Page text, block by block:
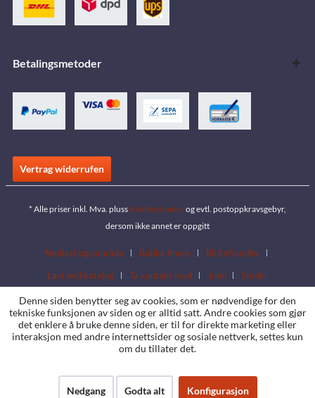
Betalingsmetoder
Vertrag widerrufen
* Alle priser inkl. Mva. plussfraktkostnaderog evtl. postoppkravsgebyr,
dersom ikke annet er oppgitt
Nedlastingsområde Butikk finner
Bli forhandler
Last ned katalog
Ta kontakt med Jobs Steder
Denne siden benytter seg av cookies, som er nødvendige for den
tekniske funksjonen av siden og er alltid satt. Andre cookies som gjør
det enklere å bruke denne siden, er til for direkte marketing eller
interaksjon med andre internettsider og sosiale nettverk, settes kun
om du tillater det.
Nedgang Godta alt Konfigurasjon